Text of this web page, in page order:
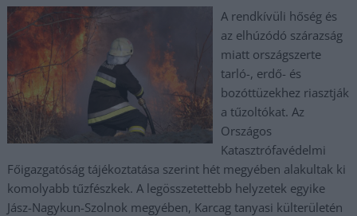
A rendkívüli hőség és
az elhúzódó szárazság
miatt országszerte
tarló-, erdő- és
bozóttüzekhez riasztják
a tűzoltókat. Az
Országos
Katasztrófavédelmi
Főigazgatóság tájékoztatása szerint hét megyében alakultak ki
komolyabb tűzfészkek. A legösszetettebb helyzetek egyike
Jász-Nagykun-Szolnok megyében, Karcag tanyasi külterületén